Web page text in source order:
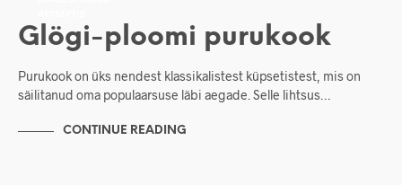
Glögi-ploomi purukook
Purukook on üks nendest klassikalistest küpsetistest, mis on
säilitanud oma populaarsuse läbi aegade. Selle lihtsus…
CONTINUE READING